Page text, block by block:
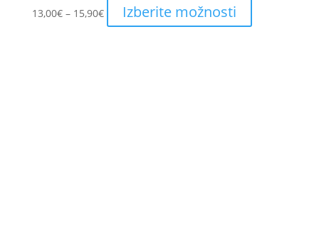
13,00€ – 15,90€Price
range:
Izberite možnosti
product